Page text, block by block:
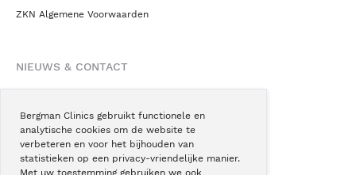
Bergman Clinics gebruikt functionele en
analytische cookies om de website te
verbeteren en voor het bijhouden van
statistieken op een privacy-vriendelijke manier.
ZKN Algemene Voorwaarden
NIEUWS & CONTACT
Blogs
Podcast
Pressroom